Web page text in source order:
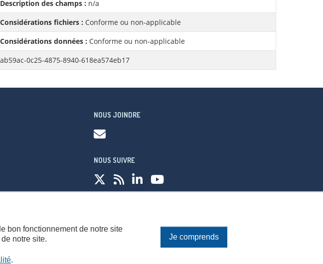
Description des champs : n/a
Considérations fichiers : Conforme ou non-applicable
Considérations données : Conforme ou non-applicable
0c25-4875-8940-618ea574eb17
bon fonctionnement de notre site
notre site.
.
Je comprends
NOUS JOINDRE
NOUS SUIVRE
de sécurité Politique de confidentialité